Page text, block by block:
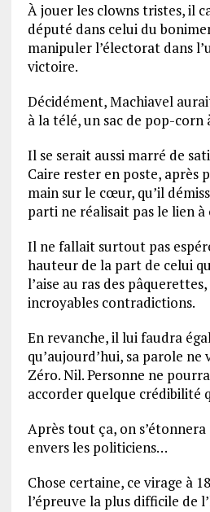
À jouer les clowns tristes, il
député dans celui du
manipuler l’électorat dans
victoire.
Décidément, Machiavel
à la télé, un sac de pop-corn
Il se serait aussi marré de
Caire rester en poste, après
main sur le cœur, qu’il
parti ne réalisait pas le lien
Il ne fallait surtout pas
hauteur de la part de celui
l’aise au ras des
incroyables contradictions.
En revanche, il lui faudra
qu’aujourd’hui, sa parole
Zéro. Nil. Personne ne
accorder quelque crédibilité
Après tout ça, on
envers les politiciens…
Chose certaine, ce virage à
l’épreuve la plus difficile de